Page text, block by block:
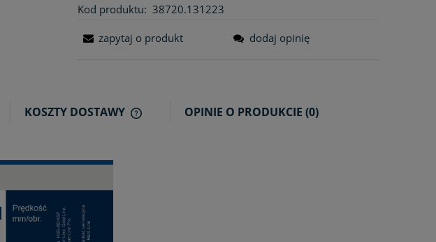
Kod produktu: 38720.131223
zapytaj o produkt dodaj opinię
KOSZTY DOSTAWY OPINIE O PRODUKCIE (0)